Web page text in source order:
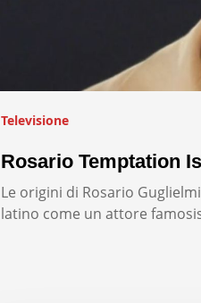
Televisione
Rosario Temptation
Le origini di Rosario
latino come un attore